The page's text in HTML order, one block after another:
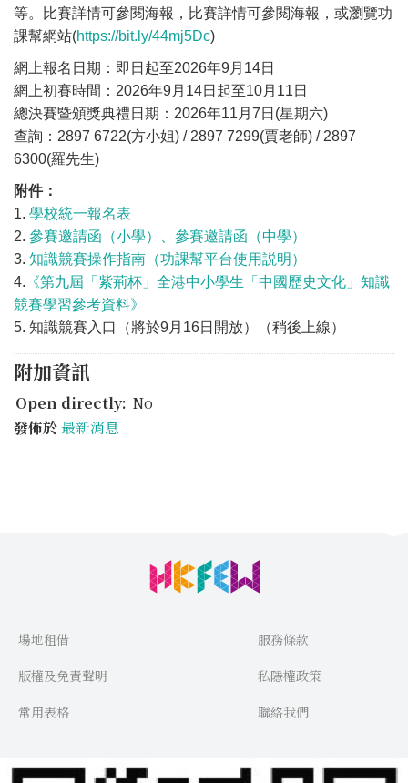
等。比賽詳情可參閱海報，比賽詳情可參閱海報，或瀏覽功
課幫網站(https://bit.ly/44mj5Dc)
網上報名日期：即日起至2026年9月14日
網上初賽時間：2026年9月14日起至10月11日
總決賽暨頒獎典禮日期：2026年11月7日(星期六)
查詢：2897 6722(方小姐) / 2897 7299(賈老師) / 2897
6300(羅先生)
附件：
1. 學校統一報名表
2. 參賽邀請函（小學）、參賽邀請函（中學）
3. 知識競賽操作指南（功課幫平台使用説明）
4. 《第九屆「紫荊杯」全港中小學生「中國歷史文化」知識
競賽學習參考資料》
5. 知識競賽入口（將於9月16日開放）（稍後上線）
附加資訊
Open directly: No
發佈於最新消息
場地租借
服務條款
版權及免責聲明
私隱權政策
常用表格
聯絡我們